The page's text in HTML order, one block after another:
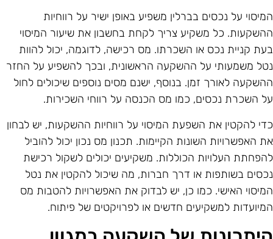
על נכסים בברלין משפיע באופן ישיר על רווחיות
כל משקיע צריך לקחת בחשבון את שיעור המיסוי
קניית נכס או השכרתו. מס רכישה, לדוגמה, יכול להוות
משמעותי על ההשקעה הראשונית, ובכך להשפיע על החזר
לאורך זמן. בנוסף, ישנם מסים נוספים שיכולים לחול
השכרת נכסים, כמו מס הכנסה על רווחי השכירות.
להקטין את השפעת המיסוי על רווחיות ההשקעות, יש לבחון
האפשרויות השונות הקיימות. תכנון מס נכון יכול להוביל
העלויות הכוללות. משקיעים יכולים לשקול רכישת
בשותפות או דרך חברות, מה שיכול להקטין את נטל
האישי. כמו כן, יש לבדוק את האפשרויות להטבות מס
למשקיעים חדשים או לפרויקטים של פיתוח.